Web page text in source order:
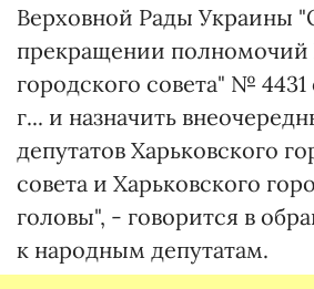
Верховной Рады Украины
прекращении полномочий
городского совета" № 4431
г... и назначить
депутатов Харьковского
совета и Харьковского
головы", - говорится в
к народным депутатам.